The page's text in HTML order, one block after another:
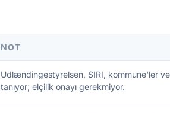
NOT
Udlændingestyrelsen, SIRI, kommune'ler
tanıyor; elçilik onayı gerekmiyor.